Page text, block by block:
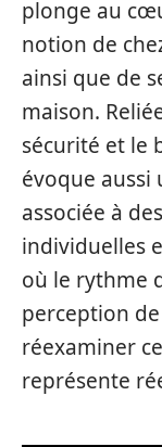
plonge au
notion de
ainsi que de
maison.
sécurité et le
évoque
associée à
individuelles
où le rythme
perception
réexaminer
représente